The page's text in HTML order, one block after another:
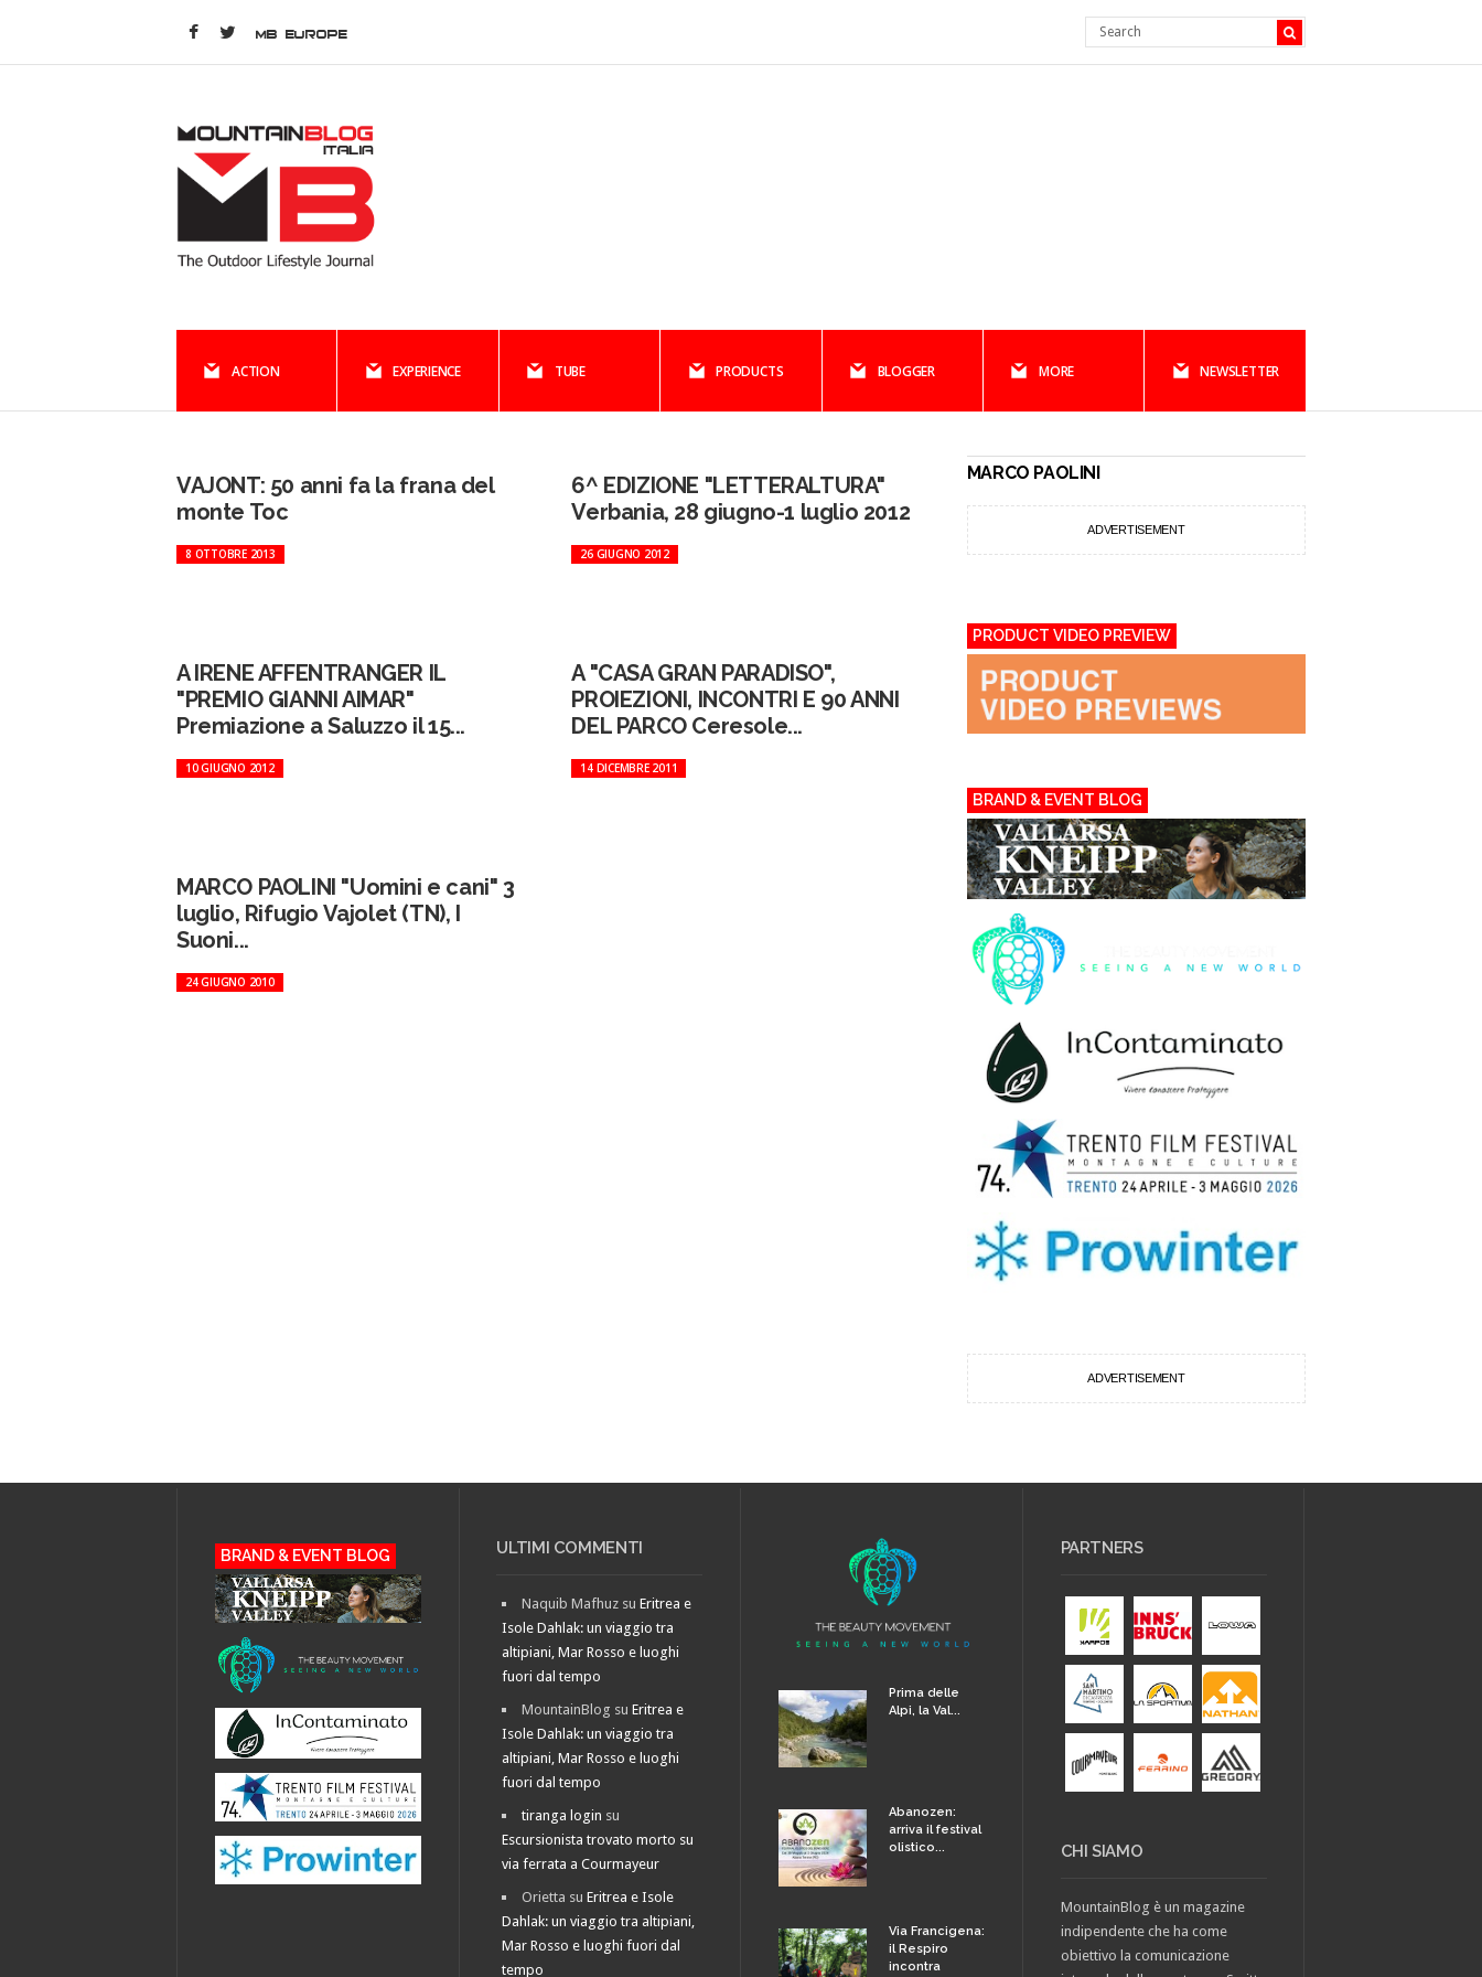
MB EUROPE
ACTION EXPERIENCE TUBE PRODUCTS BLOGGER MORE NEWSLETTER
VAJONT: 50 anni fa la frana del
monte Toc
8 OTTOBRE 2013
6^ EDIZIONE "LETTERALTURA"
Verbania, 28 giugno-1 luglio 2012
26 GIUGNO 2012
A IRENE AFFENTRANGER IL
"PREMIO GIANNI AIMAR"
Premiazione a Saluzzo il 15...
10 GIUGNO 2012
A "CASA GRAN PARADISO",
PROIEZIONI, INCONTRI E 90 ANNI
DEL PARCO Ceresole...
14 DICEMBRE 2011
MARCO PAOLINI "Uomini e cani" 3
luglio, Rifugio Vajolet (TN), I
Suoni...
24 GIUGNO 2010
MARCO PAOLINI
ADVERTISEMENT
PRODUCT VIDEO PREVIEW
BRAND & EVENT BLOG
ADVERTISEMENT
BRAND & EVENT BLOG ULTIMI COMMENTI
Naquib Mafhuz suEritrea e
Isole Dahlak: un viaggio tra
altipiani, Mar Rosso e luoghi
fuori dal tempo
MountainBlog suEritrea e
Isole Dahlak: un viaggio tra
altipiani, Mar Rosso e luoghi
fuori dal tempo
tiranga login su
Escursionista trovato morto su
via ferrata a Courmayeur
Orietta suEritrea e Isole
Dahlak: un viaggio tra altipiani,
Mar Rosso e luoghi fuori dal
tempo
Prima delle
Alpi, la Val...
Abanozen:
arriva il festival
olistico...
Via Francigena:
il Respiro
incontra
PARTNERS
CHI SIAMO
MountainBlog è un magazine
indipendente che ha come
obiettivo la comunicazione